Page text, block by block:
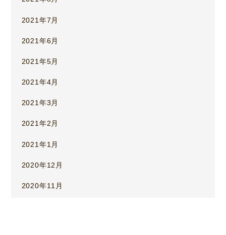
2021年7月
2021年6月
2021年5月
2021年4月
2021年3月
2021年2月
2021年1月
2020年12月
2020年11月